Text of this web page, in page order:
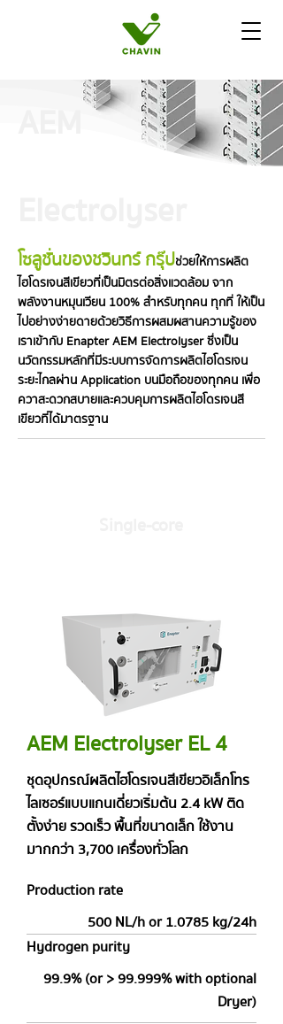
โซลูชั่นของชวินทร์ กรุ๊ปช่วยให้การผลิต
ไฮโดรเจนสีเขียวที่เป็นมิตรต่อสิ่งแวดล้อม จาก
พลังงานหมุนเวียน 100% สำหรับทุกคน ทุกที่ ให้เป็น
ไปอย่างง่ายดายด้วยวิธีการผสมผสานความรู้ของ
เราเข้ากับ Enapter AEM Electrolyser ซึ่งเป็น
นวัตกรรมหลักที่มีระบบการจัดการผลิตไฮโดรเจน
ระยะไกลผ่าน Application บนมือถือของทุกคน เพื่อ
ควาสะดวกสบายและควบคุมการผลิตไฮโดรเจนสี
เขียวที่ได้มาตรฐาน
AEM Electrolyser EL 4
ชุดอุปกรณ์ผลิตไฮโดรเจนสีเขียวอิเล็กโทร
ไลเซอร์แบบแกนเดี่ยวเริ่มต้น 2.4 kW ติด
ตั้งง่าย รวดเร็ว พื้นที่ขนาดเล็ก ใช้งาน
มากกว่า 3,700 เครื่องทั่วโลก
Production rate
500 NL/h or 1.0785 kg/24h
Hydrogen purity
99.9% (or > 99.999% with optional
Dryer)